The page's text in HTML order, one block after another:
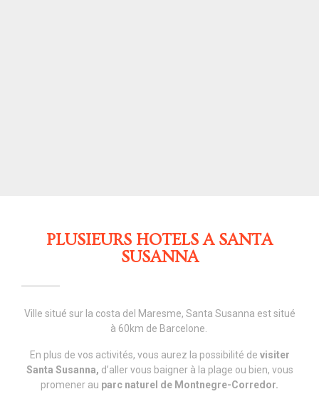
PLUSIEURS HOTELS A SANTA
SUSANNA
Ville situé sur la costa del Maresme, Santa Susanna est situé
à 60km de Barcelone.
En plus de vos activités, vous aurez la possibilité de visiter
Santa Susanna, d’aller vous baigner à la plage ou bien, vous
promener au parc naturel de Montnegre-Corredor.